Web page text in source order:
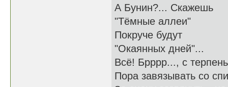
А Бунин?... Скажешь
"Тёмные аллеи"
Покруче будут
"Окаянных дней"...
Всё! Брррр..., с
Пора завязывать со